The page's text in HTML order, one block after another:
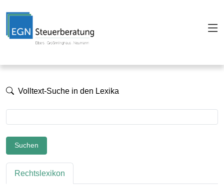
Volltext-Suche in den Lexika
Suchen
Rechtslexikon